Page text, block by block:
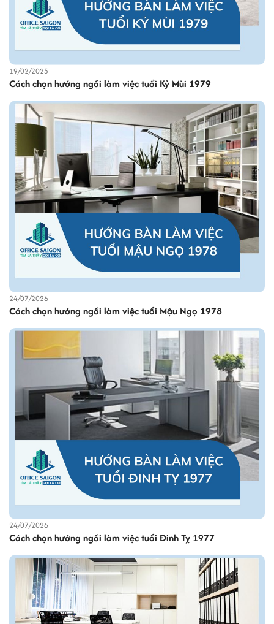
19/02/2025
Cách chọn hướng ngồi làm việc tuổi Kỷ Mùi 1979
24/07/2026
Cách chọn hướng ngồi làm việc tuổi Mậu Ngọ 1978
24/07/2026
Cách chọn hướng ngồi làm việc tuổi Đinh Tỵ 1977